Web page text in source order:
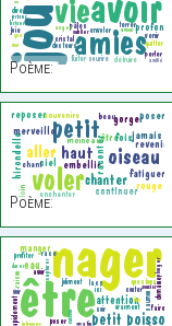
Poème:
Poème: